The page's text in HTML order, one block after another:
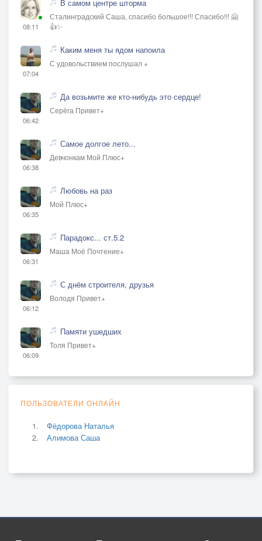
08:11
В самом центре шторма
Сталинградский Саша, спасибо большое!!! Спасибо!!! 🤗
👍✨
07:04
Каким меня ты ядом напоила
С удовольствием послушал +
06:42
Да возьмите же кто-нибудь это сердце!
Серёга Привет+
06:38
Самое долгое лето...
Девчонкам Мой Плюс+
06:35
Любовь на раз
Мой Плюс+
06:31
Парадокс... ст.5.2
Маша Моё Почтение+
06:12
С днём строителя, друзья
Володя Привет+
06:09
Памяти ушедших
Толя Привет+
ПОЛЬЗОВАТЕЛИ ОНЛАЙН
Фёдорова Наталья
Алимова Саша